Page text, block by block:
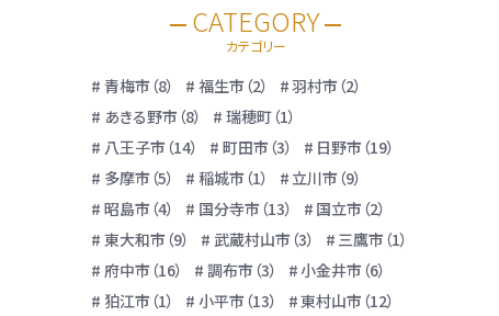
CATEGORY
カテゴリー
青梅市（8） 福生市（2）
羽村市（2）
あきる野市（8）
瑞穂町（1）
八王子市（14）
町田市（3）
日野市（19）
多摩市（5）
稲城市（1）
立川市（9）
昭島市（4）
国分寺市（13）
国立市（2）
東大和市（9）
武蔵村山市（3）
三鷹市（1）
府中市（16）
調布市（3）
小金井市（6）
狛江市（1）
小平市（13）
東村山市（12）